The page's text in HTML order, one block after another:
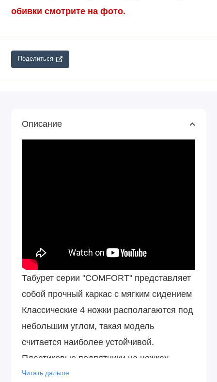
обивки смотрите на фото.
Поделиться
Описание
Табурет серии "COMFORT" представляет
собой прочный каркас с мягким сидением
Классические 4 ножки располагаются под
небольшим углом, такая модель
считается наиболее устойчивой.
Пластиковые подпятники на ножках
табурета позволяют бережно
Читать дальше